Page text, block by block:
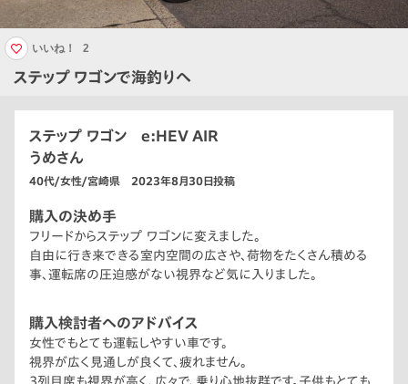
ステップ ワゴンで海釣りへ
いいね！ 2
ステップ ワゴン e:HEV AIR
うめさん
40代/女性/宮崎県 2023年8月30日投稿
購入の決め手
フリードからステップ ワゴンに変えました。
自由に行き来できる室内空間の広さや、荷物をたくさん積める
事、運転席の圧迫感がない視界など気に入りました。
購入検討者へのアドバイス
女性でもとても運転しやすい車です。
視界が広く見通しが良くて、疲れません。
3列目席も視界が高く、広々で、乗り心地抜群です。子供もとても